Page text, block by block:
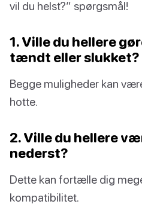
vil du helst?” spørgsmål!
1. Ville du hellere
tændt eller slukket?
Begge muligheder kan
hotte.
2. Ville du hellere
nederst?
Dette kan fortælle dig
kompatibilitet.